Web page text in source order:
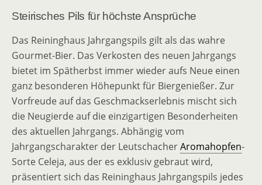
Steirisches Pils für höchste Ansprüche
Das Reininghaus Jahrgangspils gilt als das wahre
Gourmet-Bier. Das Verkosten des neuen Jahrgangs
bietet im Spätherbst immer wieder aufs Neue einen
ganz besonderen Höhepunkt für Biergenießer. Zur
Vorfreude auf das Geschmackserlebnis mischt sich
die Neugierde auf die einzigartigen Besonderheiten
des aktuellen Jahrgangs. Abhängig vom
Jahrgangscharakter der LeutschacherAromahopfen-
Sorte Celeja, aus der es exklusiv gebraut wird,
präsentiert sich das Reininghaus Jahrgangspils jedes